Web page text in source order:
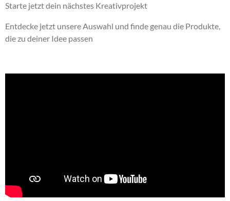
Starte jetzt dein nächstes Kreativprojekt
Entdecke jetzt unsere Auswahl und finde genau die Produkte,
die zu deiner Idee passen